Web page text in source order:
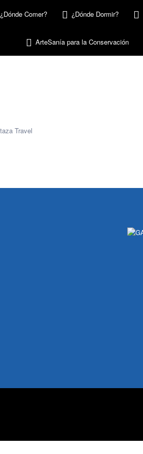
¿Dónde Comer? ¿Dónde Dormir?
ArteSanía para la Conservación